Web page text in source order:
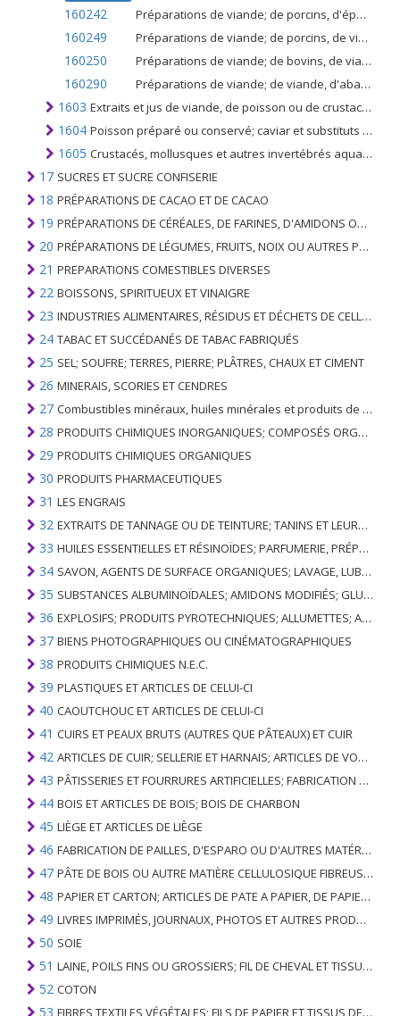
160242 Préparations de viande; de porcins, d'épaules et de leurs morceaux, préparés ou conservés (à l'exclusion des préparations homogénéisées)
160249 Préparations de viande; de porcins, de viande ou d'abats (y compris les mélanges), préparés ou conservés, n.c.a. dans le n ° 1602
160250 Préparations de viande; de bovins, de viande ou d'abats, préparés ou conservés (à l'exclusion des foies et des préparations homogénéisées)
160290 Préparations de viande; de viande, d'abats ou de sang de tout animal, n.c.a. dans le n ° 1602
1603 Extraits et jus de viande, de poisson ou de crustacés, de mollusques ou d'autres invertébrés aquatiques
1604 Poisson préparé ou conservé; caviar et substituts de caviar préparés à partir d'œufs de poisson
1605 Crustacés, mollusques et autres invertébrés aquatiques, préparés ou conservés
17 SUCRES ET SUCRE CONFISERIE
18 PRÉPARATIONS DE CACAO ET DE CACAO
19 PRÉPARATIONS DE CÉRÉALES, DE FARINES, D'AMIDONS OU DE LAIT; PRODUITS DE PATISSERIE
20 PRÉPARATIONS DE LÉGUMES, FRUITS, NOIX OU AUTRES PARTIES DE PLANTES
21 PREPARATIONS COMESTIBLES DIVERSES
22 BOISSONS, SPIRITUEUX ET VINAIGRE
23 INDUSTRIES ALIMENTAIRES, RÉSIDUS ET DÉCHETS DE CELLES-CI; FOURRAGE ANIMAL PRÉPARÉ
24 TABAC ET SUCCÉDANÉS DE TABAC FABRIQUÉS
25 SEL; SOUFRE; TERRES, PIERRE; PLÂTRES, CHAUX ET CIMENT
26 MINERAIS, SCORIES ET CENDRES
27 Combustibles minéraux, huiles minérales et produits de leur distillation; SUBSTANCES BITUMINEUSES; CIRES MINÉRALES
28 PRODUITS CHIMIQUES INORGANIQUES; COMPOSÉS ORGANIQUES ET INORGANIQUES DE MÉTAUX PRÉCIEUX; DE MÉTAUX DES TERRES RARES, D'ÉLÉMENTS RADIOACTIFS ET D'ISOTOPES
29 PRODUITS CHIMIQUES ORGANIQUES
30 PRODUITS PHARMACEUTIQUES
31 LES ENGRAIS
32 EXTRAITS DE TANNAGE OU DE TEINTURE; TANINS ET LEURS DERIVES; COLORANTS, PIGMENTS ET AUTRES MATIERES COLORANTES; PEINTURES, VERNIS; MASTIC, AUTRES MASTIQUES; ENCRES
33 HUILES ESSENTIELLES ET RÉSINOÏDES; PARFUMERIE, PRÉPARATIONS COSMÉTIQUES OU DE TOILETTE
34 SAVON, AGENTS DE SURFACE ORGANIQUES; LAVAGE, LUBRIFICATION, POLISSAGE OU PRÉPARATION À L'ÉPURATION; CIRES ARTIFICIELLES OU PRÉPARÉES, BOUGIES ET ARTICLES SIMILAIRES, PÂTES À MODÉLISER, CIRES DENTAIRES ET PRÉPARATIONS DENTAIRES À BASE DE PLÂTRE
35 SUBSTANCES ALBUMINOÏDALES; AMIDONS MODIFIÉS; GLUES; ENZYMES
36 EXPLOSIFS; PRODUITS PYROTECHNIQUES; ALLUMETTES; ALLIAGES PYROPHORIQUES; CERTAINES PRÉPARATIONS COMBUSTIBLES
37 BIENS PHOTOGRAPHIQUES OU CINÉMATOGRAPHIQUES
38 PRODUITS CHIMIQUES N.E.C.
39 PLASTIQUES ET ARTICLES DE CELUI-CI
40 CAOUTCHOUC ET ARTICLES DE CELUI-CI
41 CUIRS ET PEAUX BRUTS (AUTRES QUE PÂTEAUX) ET CUIR
42 ARTICLES DE CUIR; SELLERIE ET ​​HARNAIS; ARTICLES DE VOYAGE, SACS À MAIN ET RÉCIPIENTS ANALOGUES; ARTICLES DE GUT ANIMAL (AUTRE QUE GUT DE SOIE-VERT)
43 PÂTISSERIES ET FOURRURES ARTIFICIELLES; FABRICATION DE CELLES-CI
44 BOIS ET ARTICLES DE BOIS; BOIS DE CHARBON
45 LIÈGE ET ARTICLES DE LIÈGE
46 FABRICATION DE PAILLES, D'ESPARO OU D'AUTRES MATÉRIAUX DE COULÉE; BASKETWARE ET WICKERWORK
47 PÂTE DE BOIS OU AUTRE MATIÈRE CELLULOSIQUE FIBREUSE; PAPIER OU CARTON RÉCUPÉRÉ (DÉCHETS ET DÉCHETS)
48 PAPIER ET CARTON; ARTICLES DE PATE A PAPIER, DE PAPIER OU DE CARTON
49 LIVRES IMPRIMÉS, JOURNAUX, PHOTOS ET AUTRES PRODUITS DE L'INDUSTRIE DE L'IMPRIMERIE; MANUSCRITS, TYPESCRIPTS ET PLANS
50 SOIE
51 LAINE, POILS FINS OU GROSSIERS; FIL DE CHEVAL ET TISSU TISSÉ
52 COTON
53 FIBRES TEXTILES VÉGÉTALES; FILS DE PAPIER ET TISSUS DE FILS DE PAPIER